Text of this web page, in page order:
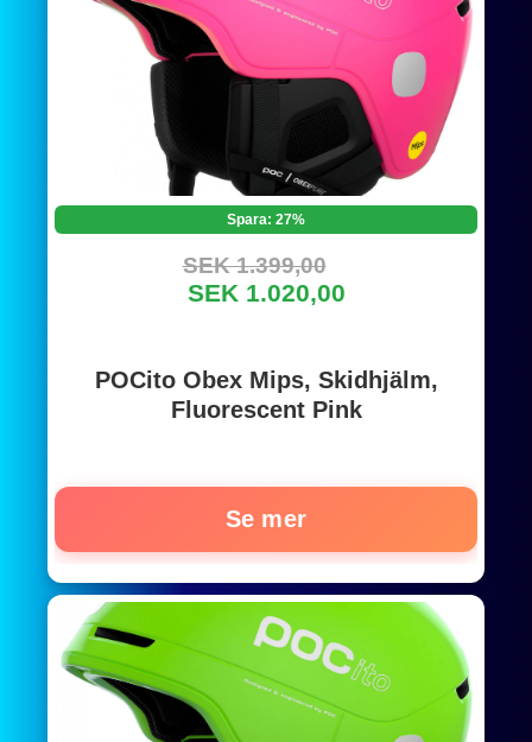
Spara: 27%
SEK 1.399,00
SEK 1.020,00
POCito Obex Mips, Skidhjälm,
Fluorescent Pink
Se mer